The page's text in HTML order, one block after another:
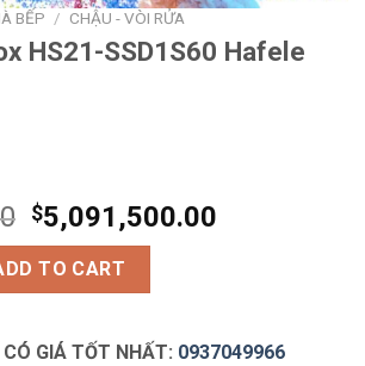
BẾP / CHẬU - VÒI RỬA
HS21-SSD1S60 Hafele
$5,091,500.00
SSD1S60 Hafele 567.94.010 quantity
TO CART
CÓ GIÁ TỐT NHẤT: 0937049966